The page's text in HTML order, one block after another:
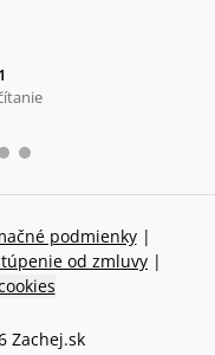
podmienky |
od zmluvy |
Zachej.sk